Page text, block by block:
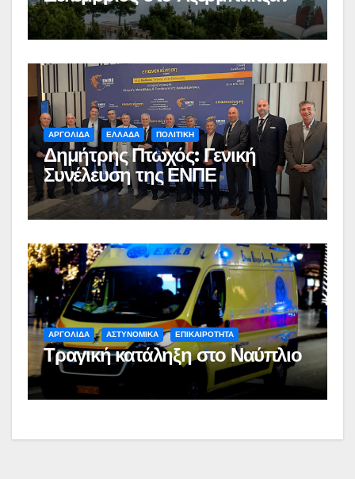
ΑΡΓΟΛΙΔΑ ΕΛΛΑΔΑ ΠΟΛΙΤΙΚΗ
Δημήτρης Πτωχός: Γενική
Συνέλευση της ΕΝΠΕ
ΑΡΓΟΛΙΔΑ ΑΣΤΥΝΟΜΙΚΑ ΕΠΙΚΑΙΡΟΤΗΤΑ
Τραγική κατάληξη στο Ναύπλιο